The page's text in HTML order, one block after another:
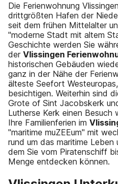
Die Ferienwohnung
drittgrößten Hafen der
seit dem frühen Mittelalter
"moderne Stadt mit altem
Geschichte werden Sie
der Vlissingen
historischen Gebäuden
ganz in der Nähe der
älteste Seefort
besichtigen. Weiterhin sind
Grote of Sint Jacobskerk
Lutherse Kerk einen
Ihre Familienferien im
"maritime muZEEum" mit
rund um das maritime Leben
dem Sie vom Piratenschiff
Menge entdecken können.